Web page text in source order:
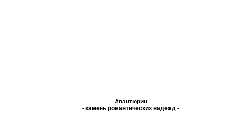
Авантюрин
- камень романтических надежд -